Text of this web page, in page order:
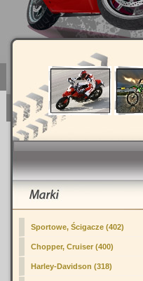
Sportowe, Ścigacze (402)
Chopper, Cruiser (400)
Harley-Davidson (318)